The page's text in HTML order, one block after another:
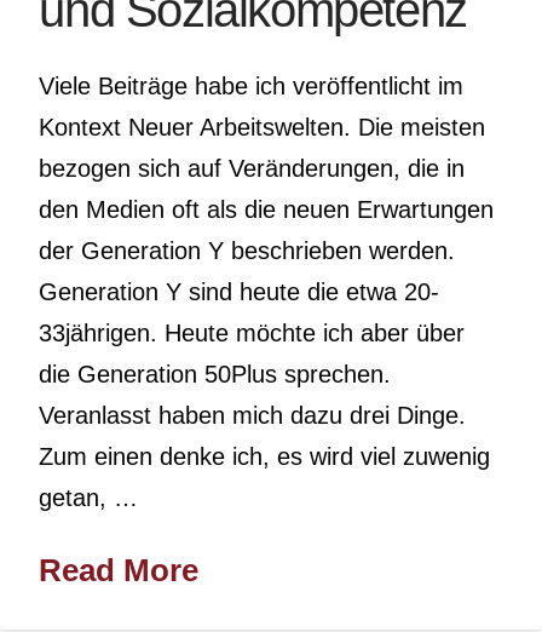
Viele Beiträge habe ich veröffentlicht im
Kontext Neuer Arbeitswelten. Die meisten
bezogen sich auf Veränderungen, die in
den Medien oft als die neuen Erwartungen
der Generation Y beschrieben werden.
Generation Y sind heute die etwa 20-
33jährigen. Heute möchte ich aber über
die Generation 50Plus sprechen.
Veranlasst haben mich dazu drei Dinge.
Zum einen denke ich, es wird viel zuwenig
getan, …
Read More